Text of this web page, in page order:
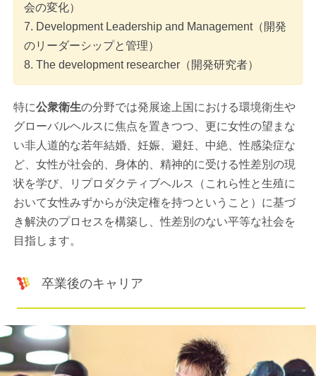
会の変化）
7. Development Leadership and Management（開発
のリーダーシップと管理）
8. The development researcher（開発研究者）
特に公衆衛生の分野では発展途上国における環境衛生や
グローバルヘルスに焦点を置きつつ、更に女性の望まな
い非人道的な若年結婚、妊娠、避妊、中絶、性感染症な
ど、女性が社会的、身体的、精神的に受ける性差別の現
状を学び、リプロダクティブヘルス（これら性と生殖に
おいて女性みずからが決定権を持つということ）に基づ
き解決のプロセスを構築し、性差別のない平等な社会を
目指します。
卒業後のキャリア